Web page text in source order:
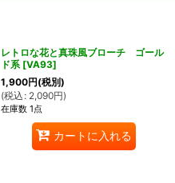
レトロな花と真珠風ブローチ ゴール
ド系 [VA93]
1,900円(税別)
(税込 : 2,090円)
在庫数 1点
カートに入れる